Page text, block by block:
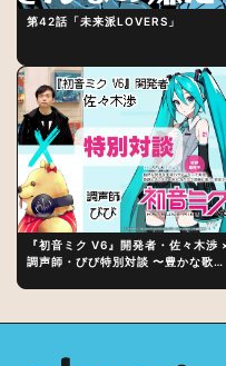
第42話「未来派LOVERS」
『初音ミク V6』開発者・佐々木渉
調声師・びび特別対談 〜豊かな歌声